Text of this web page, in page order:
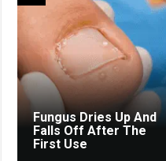
Fungus Dries Up And
Falls Off After The
First Use